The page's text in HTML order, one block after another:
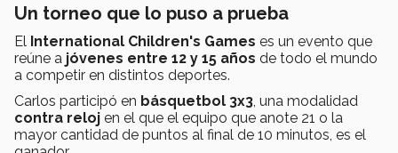
Un torneo que lo puso a prueba
El International Children's Games es un evento que
reúne a jóvenes entre 12 y 15 años de todo el mundo
a competir en distintos deportes.
Carlos participó en básquetbol 3x3, una modalidad
contra reloj en el que el equipo que anote 21 o la
mayor cantidad de puntos al final de 10 minutos, es el